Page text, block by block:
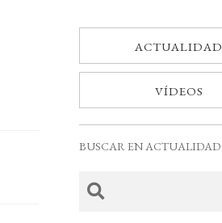
ACTUALIDAD
VÍDEOS
BUSCAR EN ACTUALIDAD